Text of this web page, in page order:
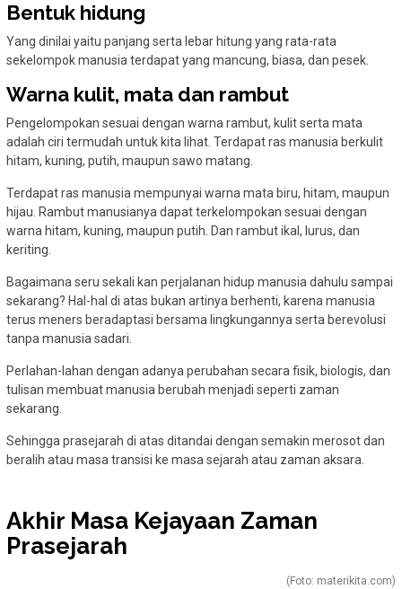
Bentuk hidung
Yang dinilai yaitu panjang serta lebar hitung yang rata-rata
sekelompok manusia terdapat yang mancung, biasa, dan pesek.
Warna kulit, mata dan rambut
Pengelompokan sesuai dengan warna rambut, kulit serta mata
adalah ciri termudah untuk kita lihat. Terdapat ras manusia berkulit
hitam, kuning, putih, maupun sawo matang.
Terdapat ras manusia mempunyai warna mata biru, hitam, maupun
hijau. Rambut manusianya dapat terkelompokan sesuai dengan
warna hitam, kuning, maupun putih. Dan rambut ikal, lurus, dan
keriting.
Bagaimana seru sekali kan perjalanan hidup manusia dahulu sampai
sekarang? Hal-hal di atas bukan artinya berhenti, karena manusia
terus meners beradaptasi bersama lingkungannya serta berevolusi
tanpa manusia sadari.
Perlahan-lahan dengan adanya perubahan secara fisik, biologis, dan
tulisan membuat manusia berubah menjadi seperti zaman
sekarang.
Sehingga prasejarah di atas ditandai dengan semakin merosot dan
beralih atau masa transisi ke masa sejarah atau zaman aksara.
Akhir Masa Kejayaan Zaman
Prasejarah
(Foto: materikita.com)